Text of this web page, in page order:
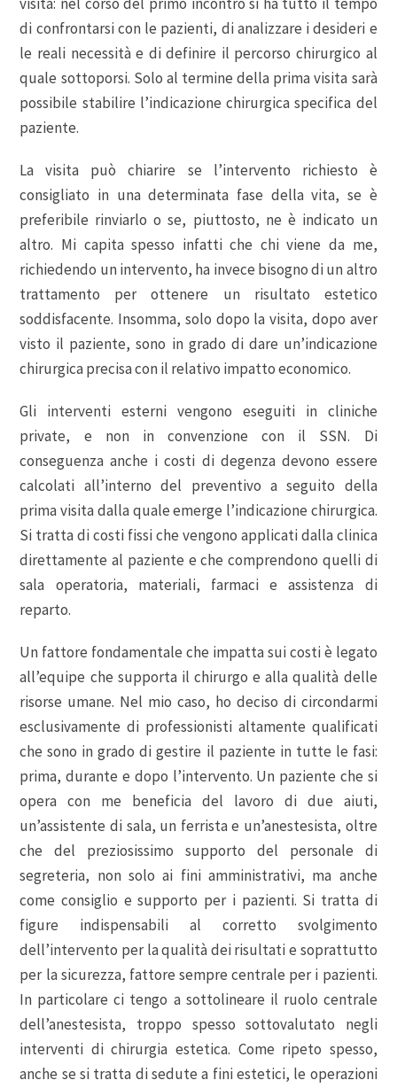
visita: nel corso del primo incontro si ha tutto il tempo
di confrontarsi con le pazienti, di analizzare i desideri e
le reali necessità e di definire il percorso chirurgico al
quale sottoporsi. Solo al termine della prima visita sarà
possibile stabilire l’indicazione chirurgica specifica del
paziente.
La visita può chiarire se l’intervento richiesto è
consigliato in una determinata fase della vita, se è
preferibile rinviarlo o se, piuttosto, ne è indicato un
altro. Mi capita spesso infatti che chi viene da me,
richiedendo un intervento, ha invece bisogno di un altro
trattamento per ottenere un risultato estetico
soddisfacente. Insomma, solo dopo la visita, dopo aver
visto il paziente, sono in grado di dare un’indicazione
chirurgica precisa con il relativo impatto economico.
Gli interventi esterni vengono eseguiti in cliniche
private, e non in convenzione con il SSN. Di
conseguenza anche i costi di degenza devono essere
calcolati all’interno del preventivo a seguito della
prima visita dalla quale emerge l’indicazione chirurgica.
Si tratta di costi fissi che vengono applicati dalla clinica
direttamente al paziente e che comprendono quelli di
sala operatoria, materiali, farmaci e assistenza di
reparto.
Un fattore fondamentale che impatta sui costi è legato
all’equipe che supporta il chirurgo e alla qualità delle
risorse umane. Nel mio caso, ho deciso di circondarmi
esclusivamente di professionisti altamente qualificati
che sono in grado di gestire il paziente in tutte le fasi:
prima, durante e dopo l’intervento. Un paziente che si
opera con me beneficia del lavoro di due aiuti,
un’assistente di sala, un ferrista e un’anestesista, oltre
che del preziosissimo supporto del personale di
segreteria, non solo ai fini amministrativi, ma anche
come consiglio e supporto per i pazienti. Si tratta di
figure indispensabili al corretto svolgimento
dell’intervento per la qualità dei risultati e soprattutto
per la sicurezza, fattore sempre centrale per i pazienti.
In particolare ci tengo a sottolineare il ruolo centrale
dell’anestesista, troppo spesso sottovalutato negli
interventi di chirurgia estetica. Come ripeto spesso,
anche se si tratta di sedute a fini estetici, le operazioni